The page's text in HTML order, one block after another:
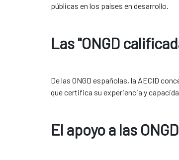
públicas en los países en desarrollo.
Las "ONGD
De las ONGD españolas, la AECID
que certifica su experiencia y
El apoyo a las